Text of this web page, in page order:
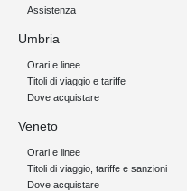
Assistenza
Umbria
Orari e linee
Titoli di viaggio e tariffe
Dove acquistare
Veneto
Orari e linee
Titoli di viaggio, tariffe e sanzioni
Dove acquistare